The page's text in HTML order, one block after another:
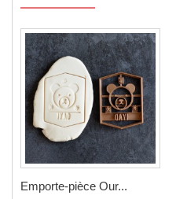
Emporte-pièce Our...